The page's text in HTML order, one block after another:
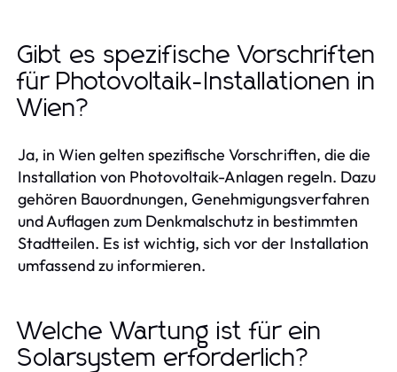
Gibt es spezifische Vorschriften
für Photovoltaik-Installationen in
Wien?
Ja, in Wien gelten spezifische Vorschriften, die die
Installation von Photovoltaik-Anlagen regeln. Dazu
gehören Bauordnungen, Genehmigungsverfahren
und Auflagen zum Denkmalschutz in bestimmten
Stadtteilen. Es ist wichtig, sich vor der Installation
umfassend zu informieren.
Welche Wartung ist für ein
Solarsystem erforderlich?